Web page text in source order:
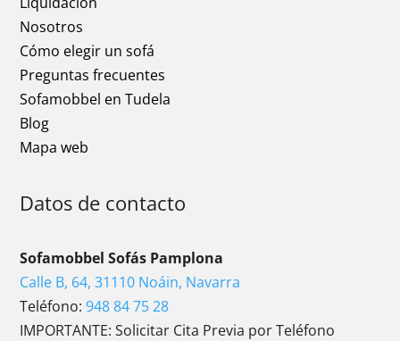
Nosotros
Cómo elegir un sofá
Preguntas frecuentes
Sofamobbel en Tudela
Blog
Mapa web
Datos de contacto
Sofamobbel Sofás Pamplona
Calle B, 64, 31110 Noáin, Navarra
Teléfono:948 84 75 28
IMPORTANTE: Solicitar Cita Previa por Teléfono